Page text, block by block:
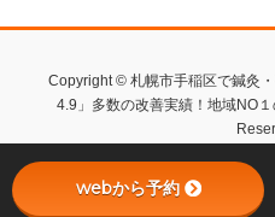
の
ペ
ジ
Copyright © 札幌市手稲区で鍼灸
4.9」多数の改善実績！地域NO
webから予約